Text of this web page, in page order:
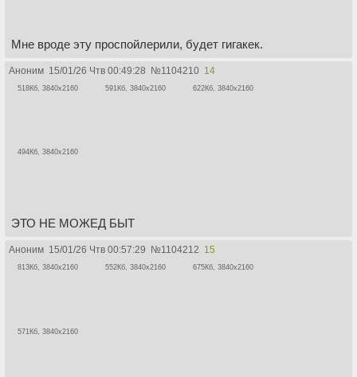
Мне вроде эту проспойлерили, будет гигакек.
Аноним 15/01/26 Чтв 00:49:28 №1104210 14
518Кб, 3840x2160 591Кб, 3840x2160 622Кб, 3840x2160
494Кб, 3840x2160
ЭТО НЕ МОЖЕД БЫТ
Аноним 15/01/26 Чтв 00:57:29 №1104212 15
813Кб, 3840x2160 552Кб, 3840x2160 675Кб, 3840x2160
571Кб, 3840x2160